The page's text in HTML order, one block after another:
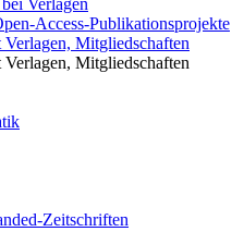
Verlagen
Access-Publikationsprojekte
Mitgliedschaften
Mitgliedschaften
Zeitschriften